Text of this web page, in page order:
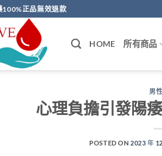
100%正品無效退款
HOME 所有商品
男
心理負擔引發陽
POSTED ON 2023 年